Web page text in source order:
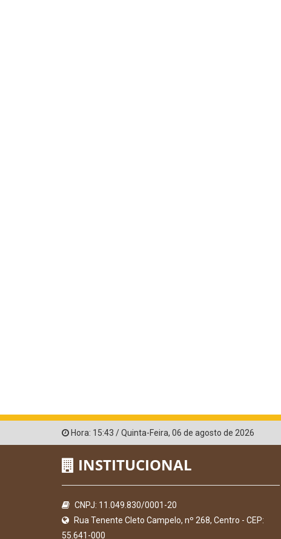
Hora: 15:43 /Quinta-Feira, 06 de agosto de 2026
INSTITUCIONAL
CNPJ: 11.049.830/0001-20
Rua Tenente Cleto Campelo, nº 268, Centro - CEP:
55.641-000